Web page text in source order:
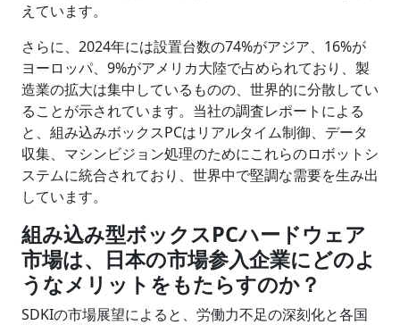
えています。
さらに、2024年には設置台数の74%がアジア、16%が
ヨーロッパ、9%がアメリカ大陸で占められており、製
造業の拡大は集中しているものの、世界的に分散してい
ることが示されています。当社の調査レポートによる
と、組み込みボックスPCはリアルタイム制御、データ
収集、マシンビジョン処理のためにこれらのロボットシ
ステムに統合されており、世界中で堅調な需要を生み出
しています。
組み込み型ボックスPCハードウェア
市場は、日本の市場参入企業にどのよ
うなメリットをもたらすのか？
SDKIの市場展望によると、労働力不足の深刻化と各国